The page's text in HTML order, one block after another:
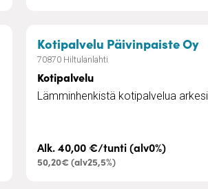
Kotipalvelu Päivinpaiste Oy–
70870 Hiltulanlahti
Kotipalvelu
Lämminhenkistä kotipalvelua
Alk. 40,00 €/tunti (alv0%)
50,20€ (alv25,5%)